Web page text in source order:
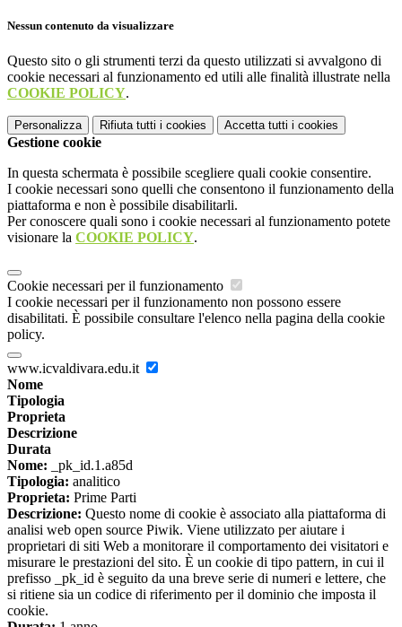
Nessun contenuto da visualizzare
Questo sito o gli strumenti terzi da questo utilizzati si avvalgono di
cookie necessari al funzionamento ed utili alle finalità illustrate nella
COOKIE POLICY.
Personalizza Rifiuta tutti i cookies Accetta tutti i cookies
Gestione cookie
In questa schermata è possibile scegliere quali cookie consentire.
I cookie necessari sono quelli che consentono il funzionamento della
piattaforma e non è possibile disabilitarli.
Per conoscere quali sono i cookie necessari al funzionamento potete
visionare la COOKIE POLICY.
Cookie necessari per il funzionamento
I cookie necessari per il funzionamento non possono essere
disabilitati. È possibile consultare l'elenco nella pagina della cookie
policy.
www.icvaldivara.edu.it
Nome
Tipologia
Proprieta
Descrizione
Durata
Nome: _pk_id.1.a85d
Tipologia: analitico
Proprieta: Prime Parti
Descrizione: Questo nome di cookie è associato alla piattaforma di
analisi web open source Piwik. Viene utilizzato per aiutare i
proprietari di siti Web a monitorare il comportamento dei visitatori e
misurare le prestazioni del sito. È un cookie di tipo pattern, in cui il
prefisso _pk_id è seguito da una breve serie di numeri e lettere, che
si ritiene sia un codice di riferimento per il dominio che imposta il
cookie.